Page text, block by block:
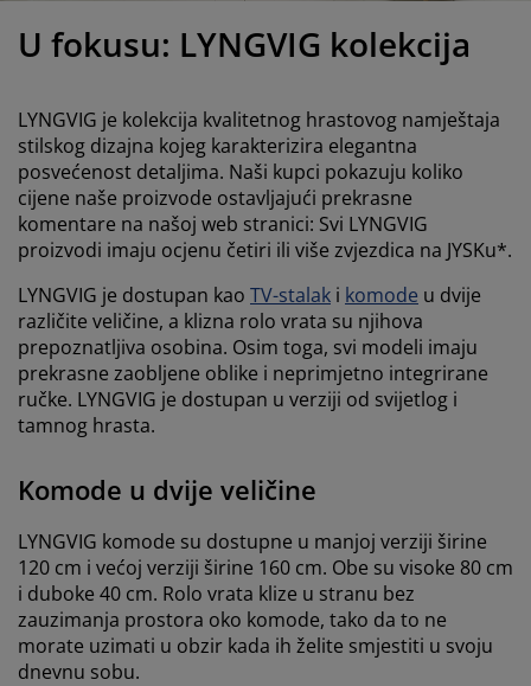
za spavaću sobu
madraci
kreveti
namještaja
rasvjeta
soba
U fokusu: LYNGVIG kolekcija
LYNGVIG je kolekcija kvalitetnog hrastovog namještaja
stilskog dizajna kojeg karakterizira elegantna
posvećenost detaljima. Naši kupci pokazuju koliko
cijene naše proizvode ostavljajući prekrasne
komentare na našoj web stranici: Svi LYNGVIG
proizvodi imaju ocjenu četiri ili više zvjezdica na JYSKu*.
LYNGVIG je dostupan kao TV-stalak i komode u dvije
različite veličine, a klizna rolo vrata su njihova
prepoznatljiva osobina. Osim toga, svi modeli imaju
prekrasne zaobljene oblike i neprimjetno integrirane
ručke. LYNGVIG je dostupan u verziji od svijetlog i
tamnog hrasta.
Komode u dvije veličine
LYNGVIG komode su dostupne u manjoj verziji širine
120 cm i većoj verziji širine 160 cm. Obe su visoke 80 cm
i duboke 40 cm. Rolo vrata klize u stranu bez
zauzimanja prostora oko komode, tako da to ne
morate uzimati u obzir kada ih želite smjestiti u svoju
dnevnu sobu.